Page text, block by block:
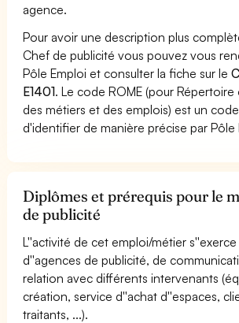
agence.
Pour avoir une description plus
Chef de publicité vous pouvez vous
Pôle Emploi et consulter la fiche sur le
E1401. Le code ROME (pour
des métiers et des emplois) est un
d'identifier de manière précise par Pôle
Diplômes et prérequis pour le
de publicité
L''activité de cet emploi/métier s''exerce
d''agences de publicité, de
relation avec différents intervenants
création, service d''achat d''espaces,
traitants, ...).